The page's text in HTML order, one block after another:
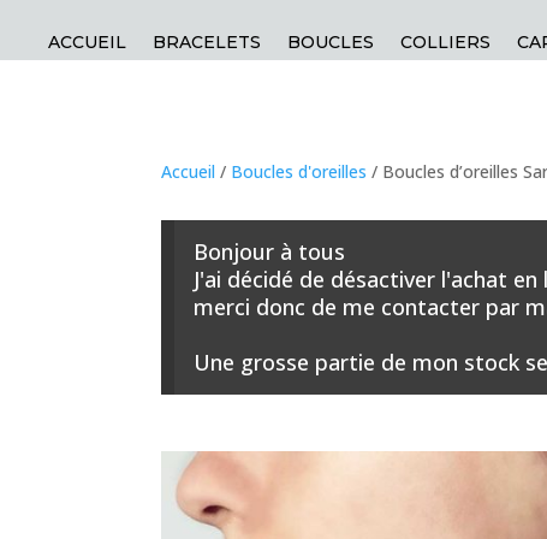
ACCUEIL BRACELETS BOUCLES COLLIERS
Accueil / Boucles d'oreilles / Boucles d’oreilles
Bonjour à tous
J'ai décidé de désactiver l'achat
merci donc de me contacter par
Une grosse partie de mon stock